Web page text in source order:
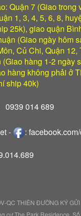
Quận 7 (Giao trong
1, 3, 4, 5, 6, 8,
25k), giao quận
(Giao ngày hôm
Củ Chi, Quận
hàng 1-2 ngày
hàng không phải ở
ship 40k)
0939 014 689
- :
QC THIÊN ĐƯỜNG KÝ GỬI